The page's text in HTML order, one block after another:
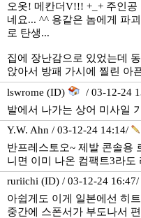
오옷! 메칸더V!!! +_+ 주인공
네요... ^^ 용같은 놈에게 파
로 탄생...
집에 장난감으로 있었는데
앉아서 방패 가시에 찔린 아
lswrome (ID)
/ 03-12-24
발에서 나가는 상어 미사일
Y.W. Ahn / 03-12-24 14:14/
반프레스토오~ 제발 콘솔용
니면 이미 나온 컴팩트3라도
ruriichi (ID) / 03-12-24 16:47/
아쉽게도 이게 일본에선 히
중간에 스폰서가 부도나서